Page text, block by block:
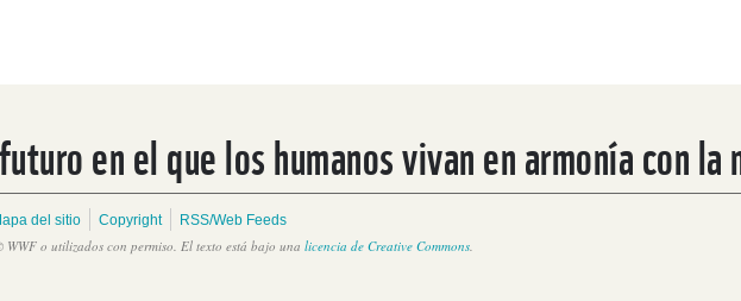
en el que los humanos vivan en armonía con la
del sitio Copyright RSS/Web Feeds
WWF o utilizados con permiso. El texto está bajo una licencia de Creative Commons.